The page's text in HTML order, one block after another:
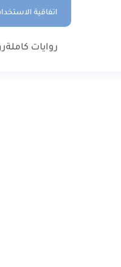
اتفاقية
روايات كاملة